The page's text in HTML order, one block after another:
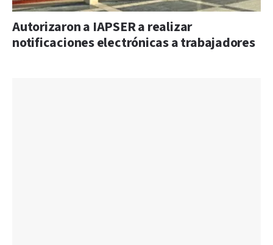
Autorizaron a IAPSER a realizar
notificaciones electrónicas a trabajadores